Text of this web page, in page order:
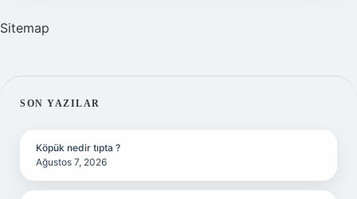
Sitemap
SIDEBAR
SON YAZILAR
Köpük nedir tıpta ?
Ağustos 7, 2026